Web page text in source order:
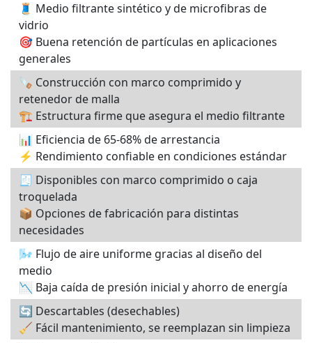
🧵 Medio filtrante sintético y de microfibras de
vidrio
🎯 Buena retención de partículas en aplicaciones
generales
🪚 Construcción con marco comprimido y
retenedor de malla
🏗️ Estructura firme que asegura el medio filtrante
📊 Eficiencia de 65-68% de arrestancia
⚡ Rendimiento confiable en condiciones estándar
🧾 Disponibles con marco comprimido o caja
troquelada
📦 Opciones de fabricación para distintas
necesidades
🌬️ Flujo de aire uniforme gracias al diseño del
medio
📉 Baja caída de presión inicial y ahorro de energía
🔄 Descartables (desechables)
🧹 Fácil mantenimiento, se reemplazan sin limpieza